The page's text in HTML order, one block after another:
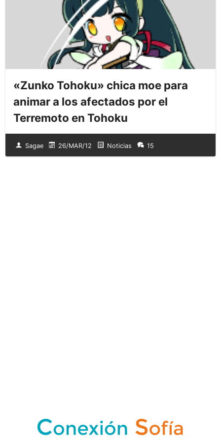
«Zunko Tohoku» chica moe para
animar a los afectados por el
Terremoto en Tohoku
Sagae 26/MAR/12 Noticias 15